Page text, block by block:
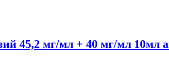
45,2 мг/мл + 40 мг/мл